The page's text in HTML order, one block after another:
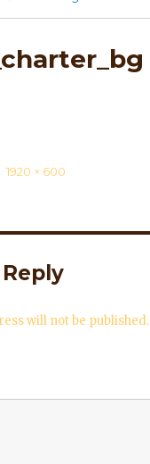
Full
1920 × 600
will not be published.